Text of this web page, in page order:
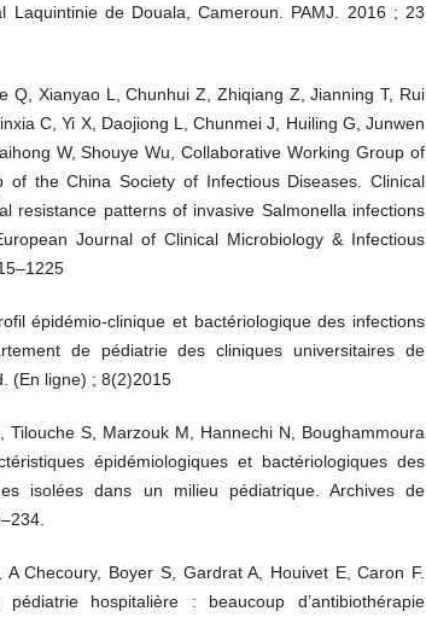
Laquintinie de Douala, Cameroun. PAMJ. 2016 ; 23
Q, Xianyao L, Chunhui Z, Zhiqiang Z, Jianning T, Rui
C, Yi X, Daojiong L, Chunmei J, Huiling G, Junwen
W, Shouye Wu, Collaborative Working Group of
of the China Society of Infectious Diseases. Clinical
resistance patterns of invasive Salmonella infections
Journal of Clinical Microbiology & Infectious
épidémio-clinique et bactériologique des infections
de pédiatrie des cliniques universitaires de
(En ligne) ; 8(2)2015
Tilouche S, Marzouk M, Hannechi N, Boughammoura
épidémiologiques et bactériologiques des
isolées dans un milieu pédiatrique. Archives de
Checoury, Boyer S, Gardrat A, Houivet E, Caron F.
hospitalière : beaucoup d’antibiothérapie